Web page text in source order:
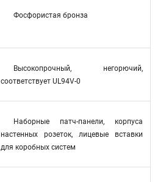
Фосфористая бронза
Высокопрочный, негорючий,
соответствует UL94V-0
Наборные патч-панели, корпуса
настенных розеток, лицевые вставки
для коробных систем